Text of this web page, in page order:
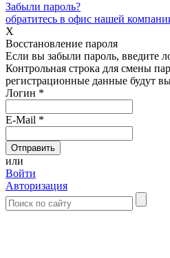
Забыли пароль?
обратитесь в офис нашей
X
Восстановление пароля
Если вы забыли пароль, введите
Контрольная строка для смены
регистрационные данные будут
Логин *
E-Mail *
или
Войти
Авторизация